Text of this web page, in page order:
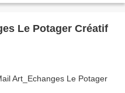
Le Potager Créatif